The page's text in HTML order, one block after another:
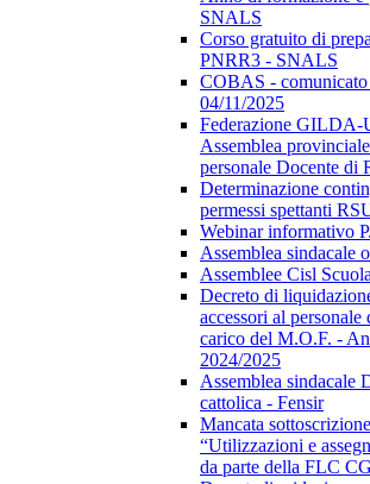
SNALS
Corso gratuito di
PNRR3 - SNALS
COBAS - comunicato
04/11/2025
Federazione
Assemblea
personale Docente di
Determinazione
permessi spettanti
Webinar informativo
Assemblea sindacale
Assemblee Cisl
Decreto di
accessori al personale
carico del M.O.F. -
2024/2025
Assemblea sindacale
cattolica - Fensir
Mancata
“Utilizzazioni e
da parte della FLC